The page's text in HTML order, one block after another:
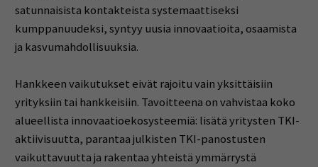
satunnaisista kontakteista systemaattiseksi
kumppanuudeksi, syntyy uusia innovaatioita, osaamista
ja kasvumahdollisuuksia.
Hankkeen vaikutukset eivät rajoitu vain yksittäisiin
yrityksiin tai hankkeisiin. Tavoitteena on vahvistaa koko
alueellista innovaatioekosysteemiä: lisätä yritysten TKI-
aktiivisuutta, parantaa julkisten TKI-panostusten
vaikuttavuutta ja rakentaa yhteistä ymmärrystä